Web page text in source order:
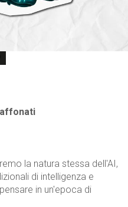
la natura stessa dell'AI,
di intelligenza e
in un'epoca di